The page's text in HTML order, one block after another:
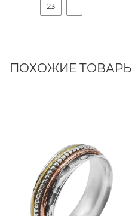
23 -
ПОХОЖИЕ ТОВАРЫ